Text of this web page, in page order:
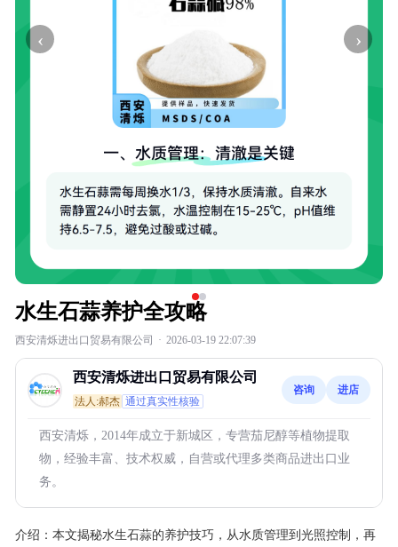
‹ ›
水生石蒜养护全攻略
西安清烁进出口贸易有限公司 · 2026-03-19 22:07:39
西安清烁进出口贸易有限公司
法人:郝杰 通过真实性核验
咨询 进店
西安清烁，2014年成立于新城区，专营茄尼醇等植物提取
物，经验丰富、技术权威，自营或代理多类商品进出口业
务。
介绍： 本文揭秘水生石蒜的养护技巧，从水质管理到光照控制，再